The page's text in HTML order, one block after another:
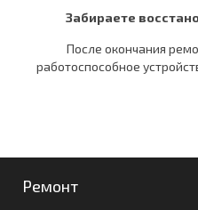
Забираете
После окончания
работоспособное
Ремонт